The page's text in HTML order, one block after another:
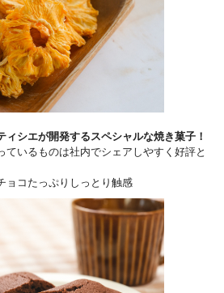
ィシエが開発するスペシャルな焼き菓子！
ているものは社内でシェアしやすく好評と
ョコたっぷりしっとり触感